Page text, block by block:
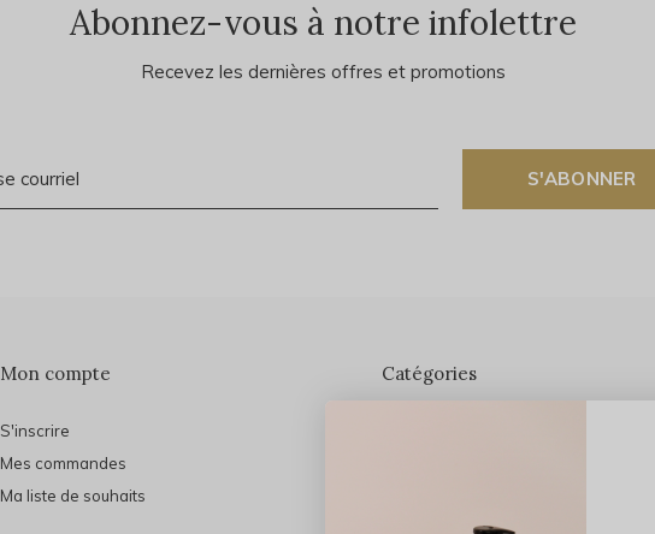
Abonnez-vous à notre infolettre
Recevez les dernières offres et promotions
S'ABONNER
Mon compte
S'inscrire
Mes commandes
Ma liste de souhaits
Catégories